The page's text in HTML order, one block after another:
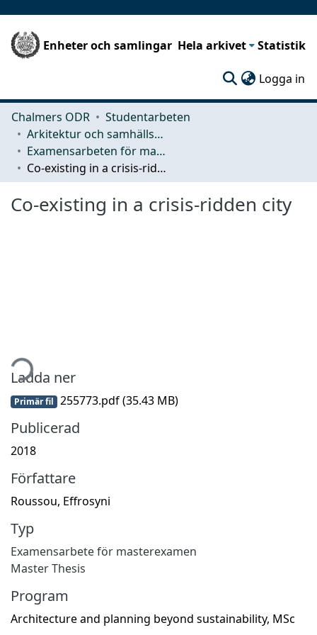
Enheter och samlingar Hela arkivet Statistik
Logga in
Chalmers ODR
Studentarbeten
Arkitektur och samhällsbyggnadsteknik (ACE)
Examensarbeten för masterexamen
Co-existing in a crisis-ridden city
Co-existing in a crisis-ridden city
Ladda ner
Primär fil 255773.pdf(35.43 MB)
Publicerad
2018
Författare
Roussou, Effrosyni
Typ
Examensarbete för masterexamen
Master Thesis
Program
Architecture and planning beyond sustainability, MSc